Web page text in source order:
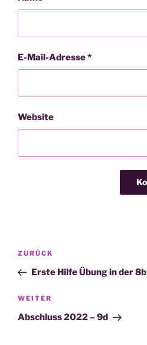
E-Mail-Adresse*
Website
Beitragsnavigation
Vorheriger
Beitrag
ZURÜCK
Erste Hilfe Übung in der 8b
Nächster
Beitrag
WEITER
Abschluss 2022 – 9d